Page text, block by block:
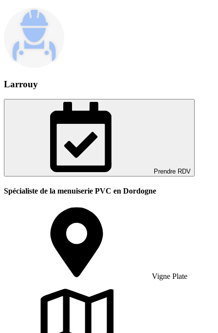
Larrouy
Prendre RDV
Spécialiste de la menuiserie PVC en Dordogne
Vigne Plate